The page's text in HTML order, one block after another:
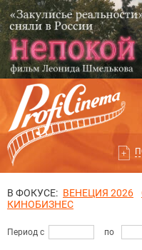
В ФОКУСЕ: ВЕНЕЦИЯ 2026
КИНОБИЗНЕС
Период с по